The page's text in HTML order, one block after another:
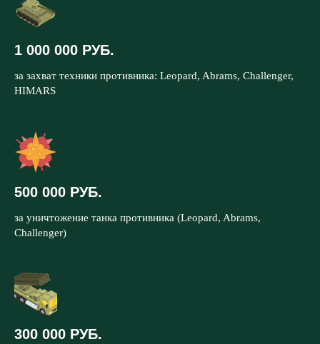
1 000 000 РУБ.
за захват техники противника: Leopard, Abrams, Challenger,
HIMARS
500 000 РУБ.
за уничтожение танка противника (Leopard, Abrams,
Challenger)
300 000 РУБ.